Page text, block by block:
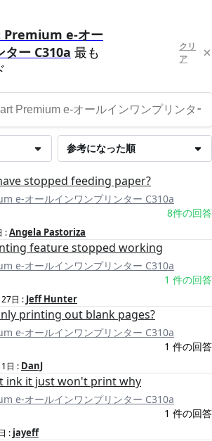
e-オー
ター C310a 最も
クリ
ア
参考になった順
stopped feeding paper?
e-オールインワンプリンター C310a
8件の回答
:Angela Pastoriza
feature stopped working
e-オールインワンプリンター C310a
1 件の回答
日 : Jeff Hunter
printing out blank pages?
e-オールインワンプリンター C310a
1 件の回答
日 : DanJ
ink it just won't print why
e-オールインワンプリンター C310a
1 件の回答
: jayeff